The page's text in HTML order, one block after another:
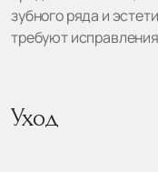
зубного ряда и
требуют
Уход